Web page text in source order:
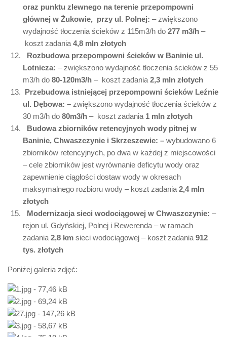
oraz punktu zlewnego na terenie przepompowni
głównej w Żukowie, przy ul. Polnej: – zwiększono
wydajność tłoczenia ścieków z 115m3/h do 277 m3/h –
koszt zadania 4,8 mln złotych
Rozbudowa przepompowni ścieków w Baninie ul.
Lotnicza: – zwiększono wydajność tłoczenia ścieków z 55
m3/h do 80-120m3/h – koszt zadania 2,3 mln złotych
Przebudowa istniejącej przepompowni ścieków Leźnie
ul. Dębowa: – zwiększono wydajność tłoczenia ścieków z
30 m3/h do 80m3/h – koszt zadania 1 mln złotych
Budowa zbiorników retencyjnych wody pitnej w
Baninie, Chwaszczynie i Skrzeszewie: – wybudowano 6
zbiorników retencyjnych, po dwa w każdej z miejscowości
– cele zbiorników jest wyrównanie deficytu wody oraz
zapewnienie ciągłości dostaw wody w okresach
maksymalnego rozbioru wody – koszt zadania 2,4 mln
złotych
Modernizacja sieci wodociągowej w Chwaszczynie: –
rejon ul. Gdyńskiej, Polnej i Rewerenda – w ramach
zadania 2,8 km sieci wodociągowej – koszt zadania 912
tys. złotych
Poniżej galeria zdjęć: